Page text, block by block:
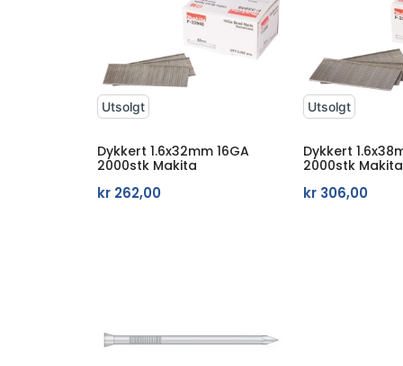
Dykkert 1.6x32mm 16GA
2000stk Makita
kr262,00
Utsolgt
Dykkert
2000stk Makita
kr 306,00
Utsolgt